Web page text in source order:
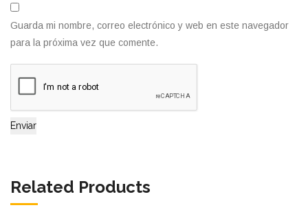
Guarda mi nombre, correo electrónico y web en este navegador
para la próxima vez que comente.
Related Products